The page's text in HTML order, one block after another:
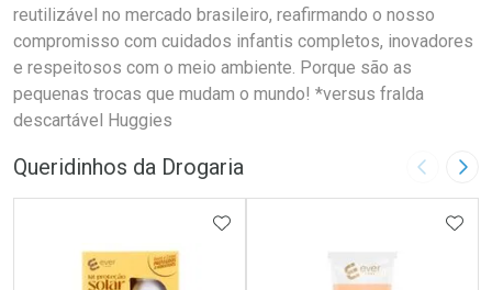
reutilizável no mercado brasileiro, reafirmando o nosso
compromisso com cuidados infantis completos, inovadores
e respeitosos com o meio ambiente. Porque são as
pequenas trocas que mudam o mundo! *versus fralda
descartável Huggies
Queridinhos da Drogaria Imagem
ADICIONAR AOS FAVORITOS